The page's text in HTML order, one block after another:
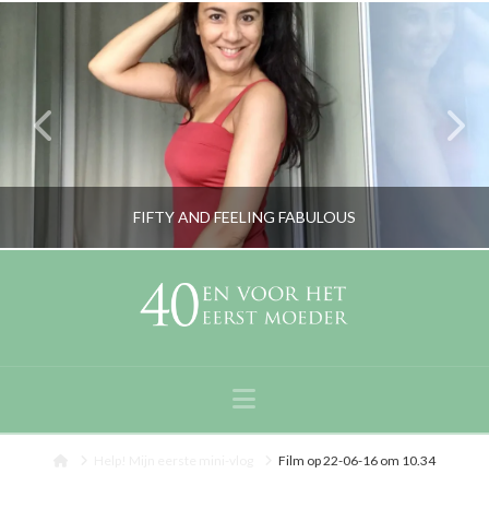
FIFTY AND FEELING FABULOUS
RORYBLOKZIJL
Navigation
Film op 22-06-16 om 10.34